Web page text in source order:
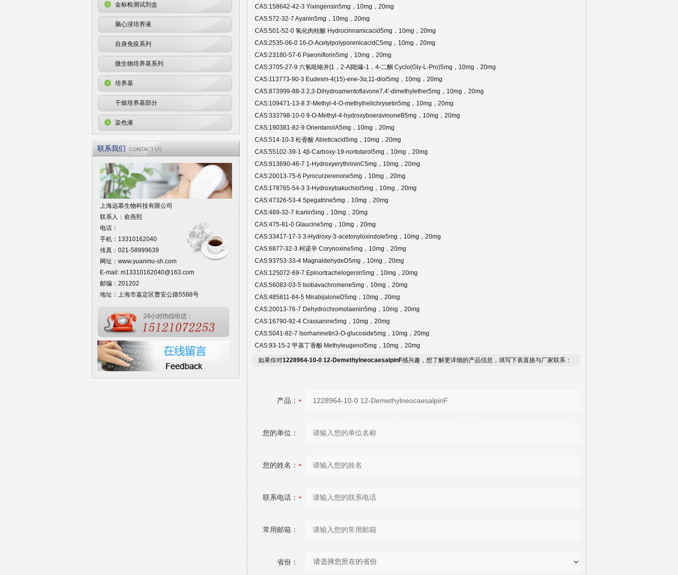
金标检测试剂盒
脑心浸培养液
自身免疫系列
微生物培养基系列
培养基
干燥培养基部分
染色液
联系我们
上海远慕生物科技有限公司
联系人：俞燕熙
电话：
手机：13310162040
传真：021-58999639
网址： www.yuanmu-sh.com
E-mail: m13310162040@163.com
邮编：201202
地址：上海市嘉定区曹安公路5588号
CAS:158642-42-3 Yixingensin5mg，10mg，20mg
CAS:572-32-7 Ayanin5mg，10mg，20mg
CAS:501-52-0 氢化肉桂酸 Hydrocinnamicacid5mg，10mg，20mg
CAS:2535-06-0 16-O-AcetylpolyporenicacidC5mg，10mg，20mg
CAS:23180-57-6 Paeoniflorin5mg，10mg，20mg
CAS:3705-27-9 六氢吡咯并[1，2-A]吡嗪-1，4-二酮 Cyclo(Gly-L-Pro)5mg，10mg，20mg
CAS:113773-90-3 Eudesm-4(15)-ene-3α,11-diol5mg，10mg，20mg
CAS:873999-88-3 2,3-Dihydroamentoflavone7,4'-dimethylether5mg，10mg，20mg
CAS:109471-13-8 3'-Methyl-4-O-methylhelichrysetin5mg，10mg，20mg
CAS:333798-10-0 9-O-Methyl-4-hydroxyboeravinoneB5mg，10mg，20mg
CAS:190381-82-9 OrientanolA5mg，10mg，20mg
CAS:514-10-3 松香酸 Abieticacid5mg，10mg，20mg
CAS:55102-39-1 4β-Carboxy-19-nortotarol5mg，10mg，20mg
CAS:913690-46-7 1-HydroxyerythrininC5mg，10mg，20mg
CAS:20013-75-6 Pyrocurzerenone5mg，10mg，20mg
CAS:178765-54-3 3-Hydroxybakuchiol5mg，10mg，20mg
CAS:47326-53-4 Spegatrine5mg，10mg，20mg
CAS:489-32-7 Icariin5mg，10mg，20mg
CAS:475-81-0 Glaucine5mg，10mg，20mg
CAS:33417-17-3 3-Hydroxy-3-acetonyloxindole5mg，10mg，20mg
CAS:6877-32-3 柯诺辛 Corynoxine5mg，10mg，20mg
CAS:93753-33-4 MagnaldehydeD5mg，10mg，20mg
CAS:125072-69-7 Epinortrachelogenin5mg，10mg，20mg
CAS:56083-03-5 Isobavachromene5mg，10mg，20mg
CAS:485811-84-5 MirabijaloneD5mg，10mg，20mg
CAS:20013-76-7 Dehydrochromolaenin5mg，10mg，20mg
CAS:16790-92-4 Crassanine5mg，10mg，20mg
CAS:5041-82-7 Isorhamnetin3-O-glucoside5mg，10mg，20mg
CAS:93-15-2 甲基丁香酚 Methyleugenol5mg，10mg，20mg
如果你对1228964-10-0 12-DemethylneocaesalpinF感兴趣，想了解更详细的产品信息，填写下表直接与厂家联系：
产品：
您的单位：
您的姓名：
联系电话：
常用邮箱：
省份：